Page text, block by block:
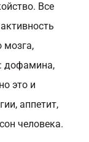
Все
мозга,
дофамина,
это и
аппетит,
человека.